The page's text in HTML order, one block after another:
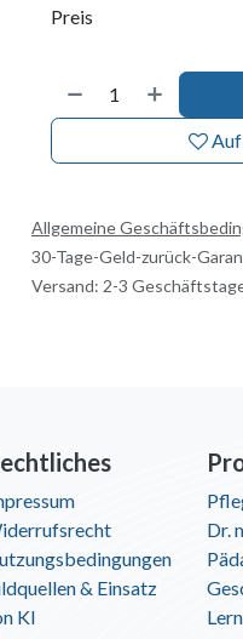
Preis
Allgemeine
30-Tage-Geld-zurück-
Versand: 2-3
& Einsatz
KI
Dr.